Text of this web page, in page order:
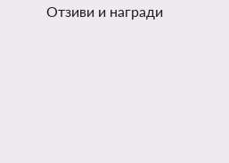
Отзиви и награди